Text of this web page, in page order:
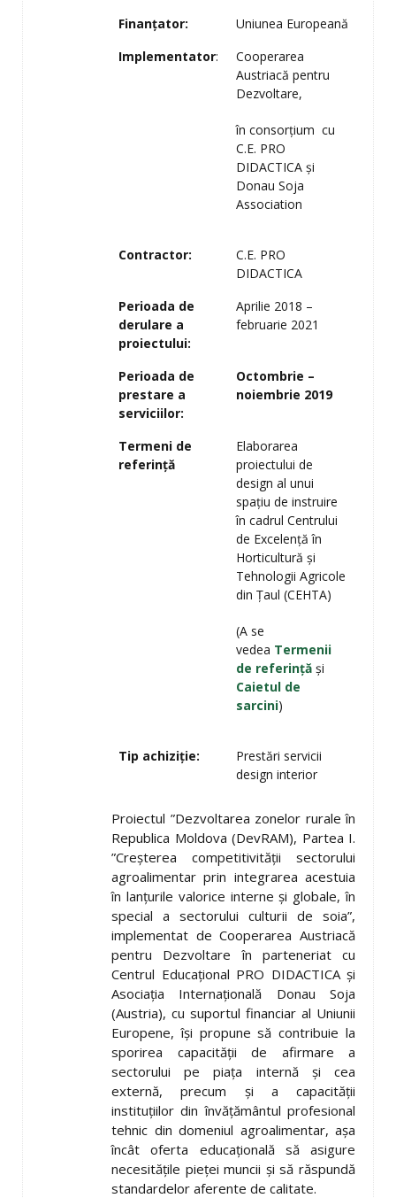
Finanţator:
Uniunea Europeană
Implementator:
Cooperarea
Austriacă pentru
Dezvoltare,
în consorţium cu
C.E. PRO
DIDACTICA şi
Donau Soja
Association
Contractor:
C.E. PRO
DIDACTICA
Perioada de
derulare a
proiectului:
Aprilie 2018 –
februarie 2021
Perioada de
prestare a
serviciilor:
Octombrie –
noiembrie 2019
Termeni de
referinţă
Elaborarea
proiectului de
design al unui
spaţiu de instruire
în cadrul Centrului
de Excelenţă în
Horticultură şi
Tehnologii Agricole
din Ţaul (CEHTA)
(A se
vedea Termenii
de referinţă şi
Caietul de
sarcini)
Tip achiziţie:
Prestări servicii
design interior
Proiectul ”Dezvoltarea zonelor rurale în
Republica Moldova (DevRAM), Partea I.
”Creşterea competitivităţii sectorului
agroalimentar prin integrarea acestuia
în lanţurile valorice interne şi globale, în
special a sectorului culturii de soia”,
implementat de Cooperarea Austriacă
pentru Dezvoltare în parteneriat cu
Centrul Educaţional PRO DIDACTICA şi
Asociaţia Internaţională Donau Soja
(Austria), cu suportul financiar al Uniunii
Europene, îşi propune să contribuie la
sporirea capacităţii de afirmare a
sectorului pe piaţa internă şi cea
externă, precum şi a capacităţii
instituţiilor din învăţământul profesional
tehnic din domeniul agroalimentar, aşa
încât oferta educaţională să asigure
necesităţile pieţei muncii şi să răspundă
standardelor aferente de calitate.